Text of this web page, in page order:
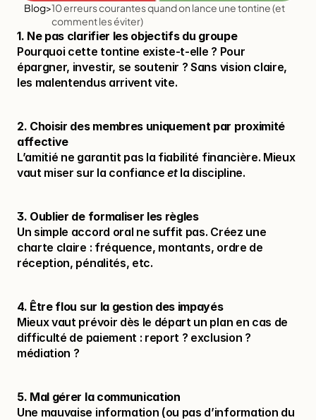
Blog>10 erreurs courantes quand on lance une tontine (et
comment les éviter)
1. Ne pas clarifier les objectifs du groupe
Pourquoi cette tontine existe-t-elle ? Pour
épargner, investir, se soutenir ? Sans vision claire,
les malentendus arrivent vite.
2. Choisir des membres uniquement par proximité
affective
L’amitié ne garantit pas la fiabilité financière. Mieux
vaut miser sur la confiance et la discipline.
3. Oublier de formaliser les règles
Un simple accord oral ne suffit pas. Créez une
charte claire : fréquence, montants, ordre de
réception, pénalités, etc.
4. Être flou sur la gestion des impayés
Mieux vaut prévoir dès le départ un plan en cas de
difficulté de paiement : report ? exclusion ?
médiation ?
5. Mal gérer la communication
Une mauvaise information (ou pas d’information du